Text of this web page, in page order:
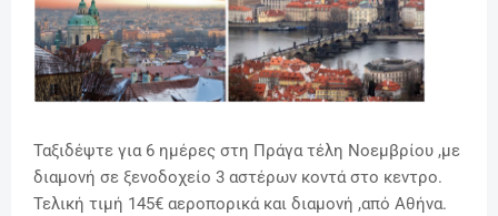
Ταξιδέψτε για 6 ημέρες στη Πράγα τέλη Νοεμβρίου ,με
διαμονή σε ξενοδοχείο 3 αστέρων κοντά στο κεντρο.
Τελική τιμή 145€ αεροπορικά και διαμονή ,από Αθήνα.